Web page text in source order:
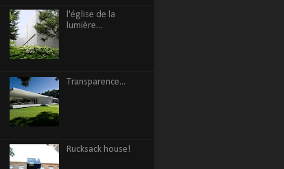
l'église de la
lumière...
Transparence...
Rucksack house!